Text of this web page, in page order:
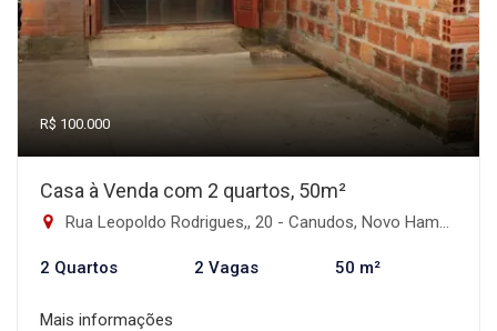
R$ 100.000
Casa à Venda com 2 quartos, 50m²
Rua Leopoldo Rodrigues,, 20 - Canudos, Novo Hamburgo-RS
2 Quartos 2 Vagas 50 m²
Mais informações